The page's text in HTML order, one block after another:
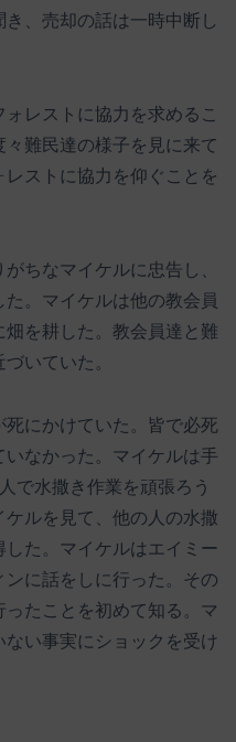
、売却の話は一時中断し
レストに協力を求めるこ
難民達の様子を見に来て
ストに協力を仰ぐことを
ちなマイケルに忠告し、
。マイケルは他の教会員
を耕した。教会員達と難
いていた。
にかけていた。皆で必死
なかった。マイケルは手
で水撒き作業を頑張ろう
ルを見て、他の人の水撒
た。マイケルはエイミー
に話をしに行った。その
たことを初めて知る。マ
い事実にショックを受け